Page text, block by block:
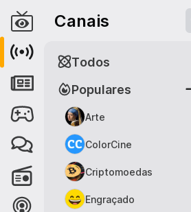
Canais
Populares
Arte
ColorCine
Criptomoedas
Engraçado
Todos